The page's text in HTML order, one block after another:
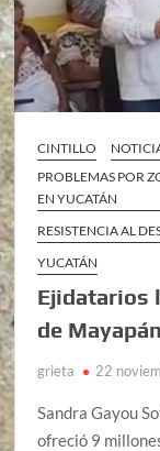
CINTILLO
PROBLEMAS POR
EN YUCATÁN
RESISTENCIA AL
YUCATÁN
Ejidatarios
de
grieta 22
Sandra Gayou
ofreció 9